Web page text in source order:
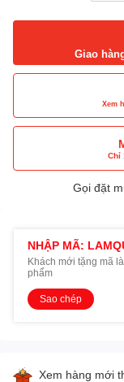
Giao
Xem
Chỉ
Gọi đặt
NHẬP MÃ:
Khách mới tặng mã
phẩm
Sao chép
Xem hàng mới